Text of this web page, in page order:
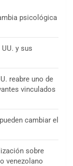
psicológica
y sus
reabre uno de
vinculados
cambiar el
sobre
venezolano